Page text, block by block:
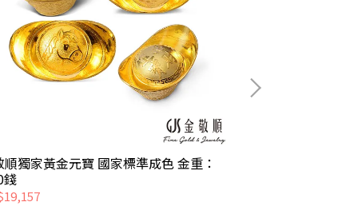
順獨家黃金元寶 國家標準成色 金重：
錢